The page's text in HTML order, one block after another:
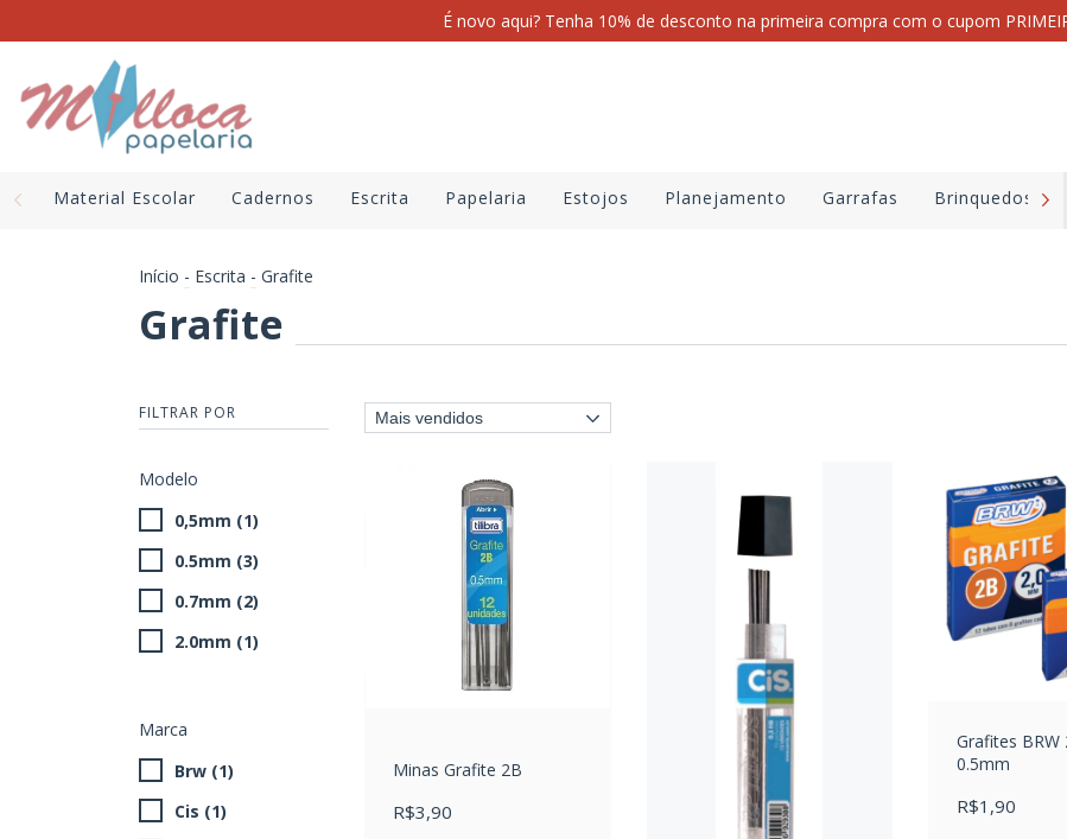
É novo aqui? Tenha 10% de desconto na primeira compra com o cupom
Material Escolar Cadernos Escrita Papelaria Estojos Planejamento Garrafas Brinquedos
Início - Escrita - Grafite
Grafite
FILTRAR POR
Modelo
0,5mm (1)
0.5mm (3)
0.7mm (2)
2.0mm (1)
Marca
Brw (1)
Cis (1)
Minas Grafite 2B
R$3,90
Grafites BRW
0.5mm
R$1,90